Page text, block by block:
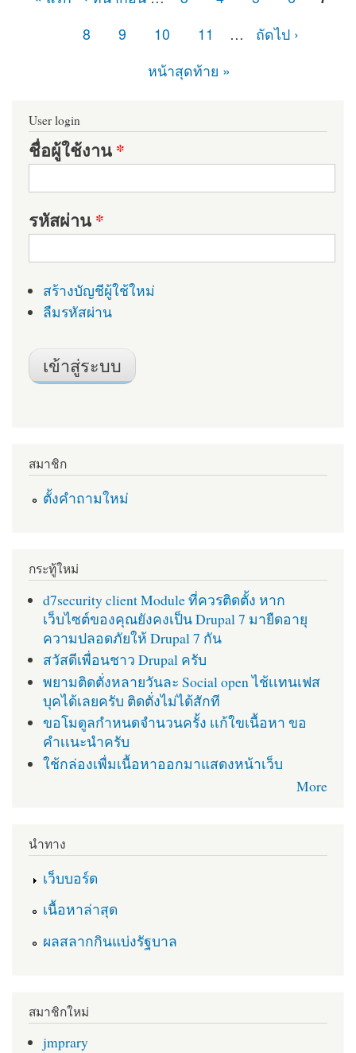
8
9 10 11 …
ถัดไป ›
หน้าสุดท้าย »
User login
ชื่อผู้ใช้งาน*
รหัสผ่าน*
สร้างบัญชีผู้ใช้ใหม่
ลืมรหัสผ่าน
สมาชิก
ตั้งคำถามใหม่
กระทู้ใหม่
d7security client Module ที่ควรติดตั้ง หาก
เว็บไซต์ของคุณยังคงเป็น Drupal 7 มายืดอายุ
ความปลอดภัยให้ Drupal 7 กัน
สวัสดีเพื่อนชาว Drupal ครับ
พยามติดตั่งหลายวันละ Social open ไช้เเทนเฟส
บุคได้เลยครับ ติดตั่งไม่ได้สักที
ขอโมดูลกำหนดจำนวนครั้ง เเก้ใขเนื้อหา ขอ
คำเเนะนำครับ
ใช้กล่องเพื่มเนื้อหาออกมาแสดงหน้าเว็บ
More
นำทาง
เว็บบอร์ด
เนื้อหาล่าสุด
ผลสลากกินแบ่งรัฐบาล
สมาชิกใหม่
jmprary